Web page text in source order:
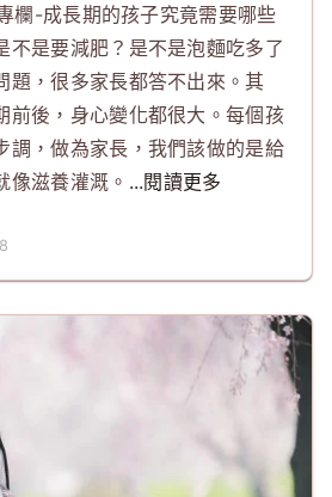
欄-成長期的孩子究竟需要哪些
不是要減肥？是不是泡麵吃多了
題，很多家長都答不出來。其
前後，身心變化都很大。每個孩
調，做為家長，我們該做的是給
像滋養灌溉。 ...閱讀更多